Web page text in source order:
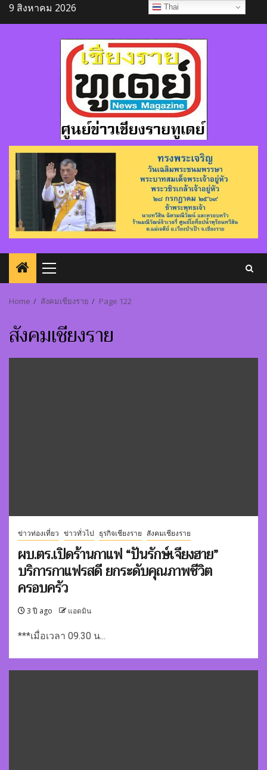
Skip
to
9 สิงหาคม 2026
Primary
Home สังคมเชียงราย Page 122
สังคมเชียงราย
ข่าวท่องเที่ยว ข่าวทั่วไป ธุรกิจเชียงราย สังคมเชียงราย
ผบ.ตร.เปิดร้านกาแฟ “ปันรักษ์เจียงฮาย”
บริการกาแฟรสดี ยกระดับคุณภาพชีวิต
ครอบครัว
3 ปี ago แอดมิน
***เมื่อเวลา 09.30 น...
Thai